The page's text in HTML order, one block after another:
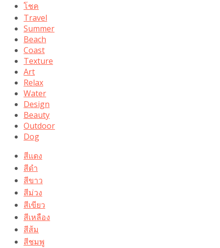
โชค
Travel
Summer
Beach
Coast
Texture
Art
Relax
Water
Design
Beauty
Outdoor
Dog
สีแดง
สีดำ
สีขาว
สีม่วง
สีเขียว
สีเหลือง
สีส้ม
สีชมพู